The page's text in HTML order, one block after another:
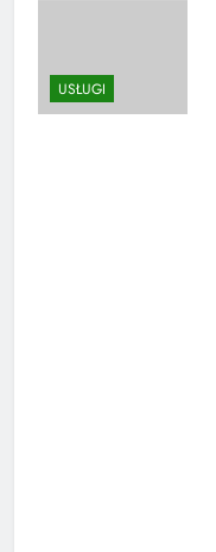
USŁUGI